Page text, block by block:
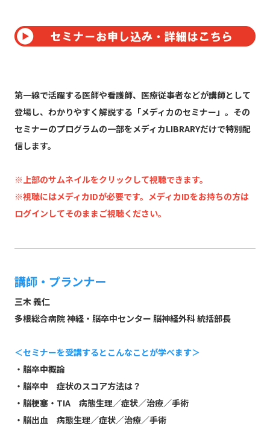
第一線で活躍する医師や看護師、医療従事者などが講師として
登場し、わかりやすく解説する「メディカのセミナー」。その
セミナーのプログラムの一部をメディカLIBRARYだけで特別配
信します。
※上部のサムネイルをクリックして視聴できます。
※視聴にはメディカIDが必要です。メディカIDをお持ちの方は
ログインしてそのままご視聴ください。
講師・プランナー
三木 義仁
多根総合病院 神経・脳卒中センター 脳神経外科 統括部長
＜セミナーを受講するとこんなことが学べます＞
・脳卒中概論
・脳卒中 症状のスコア方法は？
・脳梗塞・TIA 病態生理／症状／治療／手術
・脳出血 病態生理／症状／治療／手術